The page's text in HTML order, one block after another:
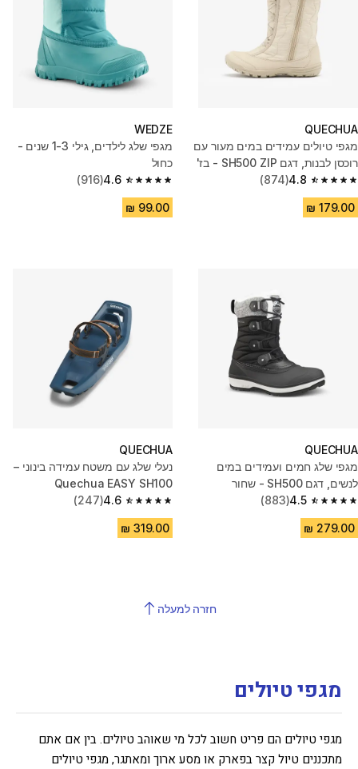
QUECHUA
מגפי טיולים עמידים במים מעור עם
רוכסן לבנות, דגם SH500 ZIP - בז'
4.8
4.8 out of 5 stars from 874 reviews
(874)
WEDZE
מגפי שלג לילדים, גילי 1-3 שנים -
כחול
4.6
4.6 out of 5 stars from 916 reviews
(916)
QUECHUA
מגפי שלג חמים ועמידים במים
לנשים, דגם SH500 - שחור
4.5
4.5 out of 5 stars from 883 reviews
(883)
QUECHUA
נעלי שלג עם משטח עמידה בינוני –
Quechua EASY SH100
MOUNTAIN מידה L4.6
4.6 out of 5 stars from 247 reviews
(247)
חזרה למעלה
מגפי טיולים
מגפי טיולים הם פריט חשוב לכל מי שאוהב טיולים. בין אם אתם
מתכננים טיול קצר בפארק או מסע ארוך ומאתגר, מגפי טיולים